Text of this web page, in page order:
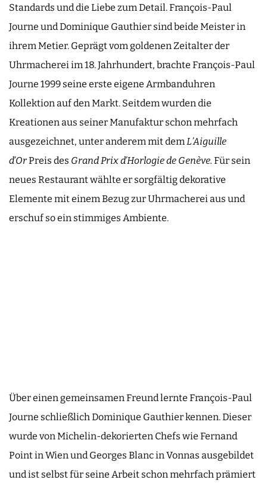
Standards und die Liebe zum Detail. François-Paul
Journe und Dominique Gauthier sind beide Meister in
ihrem Metier. Geprägt vom goldenen Zeitalter der
Uhrmacherei im 18. Jahrhundert, brachte François-Paul
Journe 1999 seine erste eigene Armbanduhren
Kollektion auf den Markt. Seitdem wurden die
Kreationen aus seiner Manufaktur schon mehrfach
ausgezeichnet, unter anderem mit demL’Aiguille
d’OrPreis des Grand Prix d’Horlogie de Genève. Für sein
neues Restaurant wählte er sorgfältig dekorative
Elemente mit einem Bezug zur Uhrmacherei aus und
erschuf so ein stimmiges Ambiente.
Über einen gemeinsamen Freund lernte François-Paul
Journe schließlich Dominique Gauthier kennen. Dieser
wurde von Michelin-dekorierten Chefs wie Fernand
Point in Wien und Georges Blanc in Vonnas ausgebildet
und ist selbst für seine Arbeit schon mehrfach prämiert